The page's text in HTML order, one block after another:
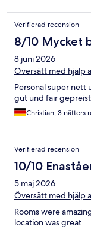
Verifierad recension
8/10 Mycket
8 juni 2026
Översätt med hjälp
Personal super nett
gut und fair
Christian, 3 nätters
Verifierad recension
10/10
5 maj 2026
Översätt med hjälp
Rooms were
location was great